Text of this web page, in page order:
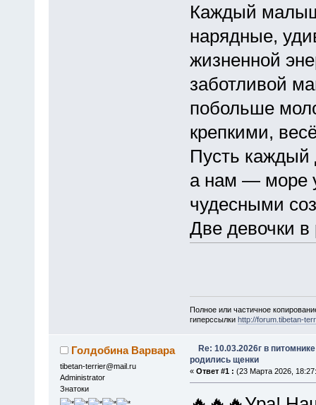
Каждый
нарядные,
жизненной
заботливой
побольше
крепкими,
Пусть каждый
а нам — море
чудесными
Две девочки в
Полное или частичное
гиперссылки http://forum.tibetan-
Голдобина Варвара
tibetan-terrier@mail.ru
Administrator
Знатоки
Re: 10.03.2026г в
родились щенки
« Ответ #1 : (23 Марта 2026,